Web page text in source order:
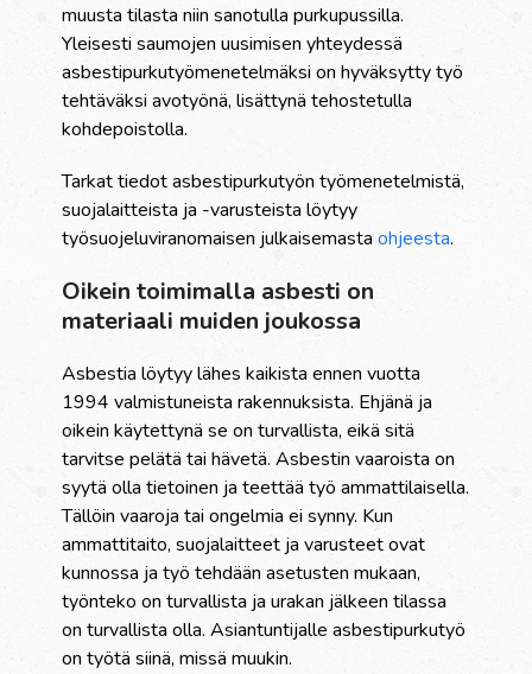
muusta tilasta niin sanotulla purkupussilla.
Yleisesti saumojen uusimisen yhteydessä
asbestipurkutyömenetelmäksi on hyväksytty työ
tehtäväksi avotyönä, lisättynä tehostetulla
kohdepoistolla.
Tarkat tiedot asbestipurkutyön työmenetelmistä,
suojalaitteista ja -varusteista löytyy
työsuojeluviranomaisen julkaisemastaohjeesta.
Oikein toimimalla asbesti on
materiaali muiden joukossa
Asbestia löytyy lähes kaikista ennen vuotta
1994 valmistuneista rakennuksista. Ehjänä ja
oikein käytettynä se on turvallista, eikä sitä
tarvitse pelätä tai hävetä. Asbestin vaaroista on
syytä olla tietoinen ja teettää työ ammattilaisella.
Tällöin vaaroja tai ongelmia ei synny. Kun
ammattitaito, suojalaitteet ja varusteet ovat
kunnossa ja työ tehdään asetusten mukaan,
työnteko on turvallista ja urakan jälkeen tilassa
on turvallista olla. Asiantuntijalle asbestipurkutyö
on työtä siinä, missä muukin.